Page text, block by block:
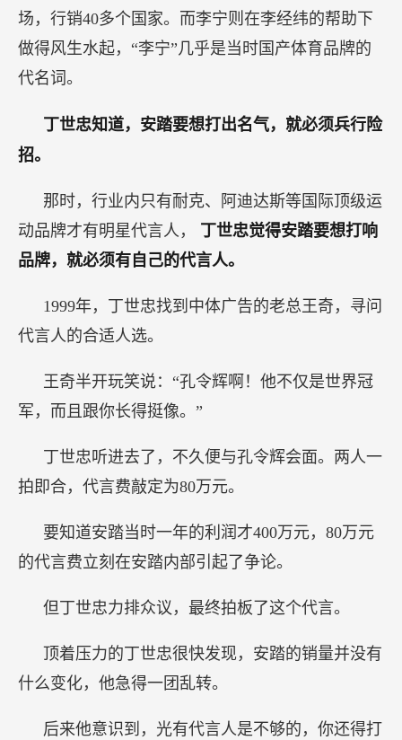
场，行销40多个国家。而李宁则在李经纬的帮助下
做得风生水起，“李宁”几乎是当时国产体育品牌的
代名词。
丁世忠知道，安踏要想打出名气，就必须兵行险
招。
那时，行业内只有耐克、阿迪达斯等国际顶级运
动品牌才有明星代言人， 丁世忠觉得安踏要想打响
品牌，就必须有自己的代言人。
1999年，丁世忠找到中体广告的老总王奇，寻问
代言人的合适人选。
王奇半开玩笑说：“孔令辉啊！他不仅是世界冠
军，而且跟你长得挺像。”
丁世忠听进去了，不久便与孔令辉会面。两人一
拍即合，代言费敲定为80万元。
要知道安踏当时一年的利润才400万元，80万元
的代言费立刻在安踏内部引起了争论。
但丁世忠力排众议，最终拍板了这个代言。
顶着压力的丁世忠很快发现，安踏的销量并没有
什么变化，他急得一团乱转。
后来他意识到，光有代言人是不够的，你还得打